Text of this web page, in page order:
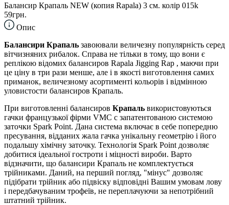
Балансир Крапаль NEW (копия Rapala) 3 см. колір 015k
59грн.
Опис
Балансири Крапаль завоювали величезну популярність серед
вітчизняних рибалок. Справа не тільки в тому, що вони є
реплікою відомих балансиров Rapala Jigging Rap , маючи при
це ціну в три рази менше, але і в якості виготовлення самих
приманок, величезному асортименті кольорів і відмінною
уловистости балансиров Крапаль.
При виготовленні балансиров Крапаль використовуються
гачки французької фірми VMC c запатентованою системою
заточки Spark Point. Дана система включає в себе попередню
пресування, відданих жала гачка унікальну геометрію і його
подальшу хімічну заточку. Технологія Spark Point дозволяє
добитися ідеальної гостроти і міцності вироби. Варто
відзначити, що балансири Крапаль не комплектується
трійниками. Даний, на перший погляд, "мінус" дозволяє
підібрати трійник або підвіску відповідні Вашим умовам лову
і передбачуваним трофеїв, не переплачуючи за непотрібний
штатний трійник.